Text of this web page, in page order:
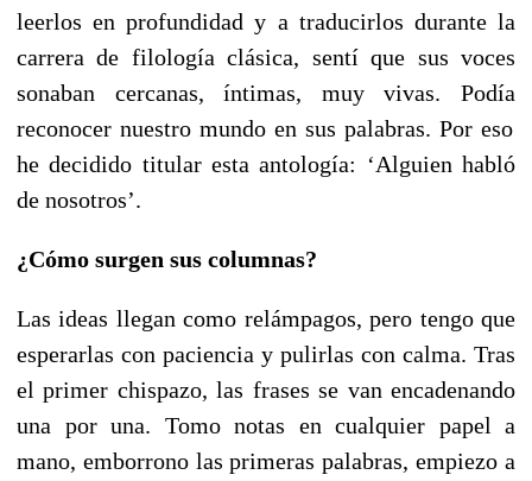
leerlos en profundidad y a traducirlos durante la
carrera de filología clásica, sentí que sus voces
sonaban cercanas, íntimas, muy vivas. Podía
reconocer nuestro mundo en sus palabras. Por eso
he decidido titular esta antología: ‘Alguien habló
de nosotros’.
¿Cómo surgen sus columnas?
Las ideas llegan como relámpagos, pero tengo que
esperarlas con paciencia y pulirlas con calma. Tras
el primer chispazo, las frases se van encadenando
una por una. Tomo notas en cualquier papel a
mano, emborrono las primeras palabras, empiezo a